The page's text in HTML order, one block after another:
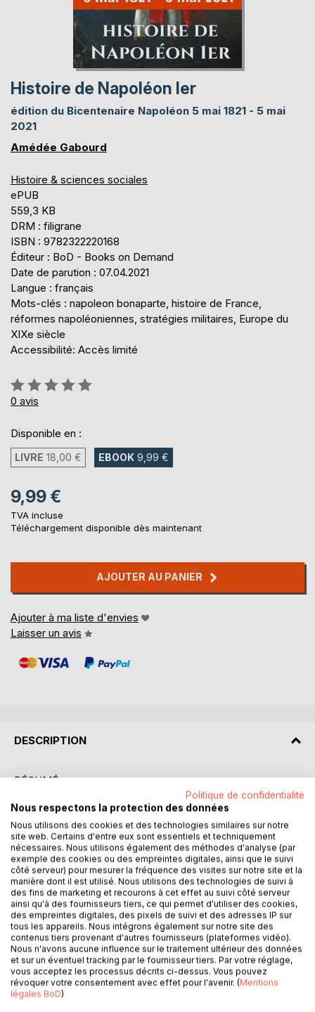
Histoire de Napoléon Ier
édition du Bicentenaire Napoléon 5 mai 1821 - 5 mai
2021
Amédée Gabourd
Histoire & sciences sociales
ePUB
559,3 KB
DRM : filigrane
ISBN : 9782322220168
Éditeur : BoD - Books on Demand
Date de parution : 07.04.2021
Langue : français
Mots-clés : napoleon bonaparte, histoire de France,
réformes napoléoniennes, stratégies militaires, Europe du
XIXe siècle
Accessibilité: Accès limité
Évaluation:
0%
0 avis
Disponible en :
LIVRE 18,00 € EBOOK 9,99 €
9,99 €
TVA incluse
Téléchargement disponible dès maintenant
AJOUTER AU PANIER
Ajouter à ma liste d'envies
Laisser un avis
DESCRIPTION
RÉSUMÉ :
"Histoire de Napoléon Ier" par Amédée Gabourd est une
exploration détaillée de la vie et des réalisations de l'un des
personnages les plus influents de l'histoire française. Ce
livre propose une analyse rigoureuse des événements qui
ont marqué le règne de Napoléon Bonaparte, depuis son
ascension fulgurante au pouvoir jusqu'à sa chute
dramatique. Gabourd s'appuie sur des sources historiques
fiables pour retracer le parcours de cet empereur qui a su
transformer l'Europe par ses conquêtes et ses réformes.
L'ouvrage met en lumière les stratégies militaires de
Napoléon, ses réformes politiques et administratives, ainsi
que son impact durable sur le paysage européen. En dépit
de ses ambitions impériales, Napoléon est dépeint comme
un homme complexe, dont la vision a souvent été à la fois
admirée et critiquée. L'auteur réussit à capturer les
Politique de confidentialité
Nous respectons la protection des données
Nous utilisons des cookies et des technologies similaires sur notre
site web. Certains d'entre eux sont essentiels et techniquement
nécessaires. Nous utilisons également des méthodes d'analyse (par
exemple des cookies ou des empreintes digitales, ainsi que le suivi
côté serveur) pour mesurer la fréquence des visites sur notre site et la
manière dont il est utilisé. Nous utilisons des technologies de suivi à
des fins de marketing et recourons à cet effet au suivi côté serveur
ainsi qu'à des fournisseurs tiers, ce qui permet d'utiliser des cookies,
des empreintes digitales, des pixels de suivi et des adresses IP sur
tous les appareils. Nous intégrons également sur notre site des
contenus tiers provenant d'autres fournisseurs (plateformes vidéo).
Nous n'avons aucune influence sur le traitement ultérieur des données
et sur un éventuel tracking par le fournisseur tiers. Par votre réglage,
vous acceptez les processus décrits ci-dessus. Vous pouvez
révoquer votre consentement avec effet pour l'avenir. (Mentions
légales BoD)